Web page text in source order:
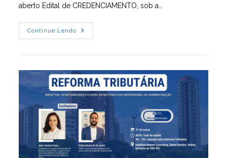
aberto Edital de CREDENCIAMENTO, sob a…
Continue Lendo
Aviso
De